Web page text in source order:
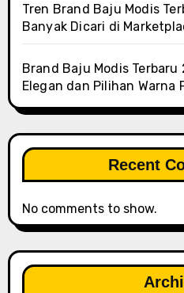
Tren Brand Baju Modis
Banyak Dicari di
Brand Baju Modis Terbaru
Elegan dan Pilihan Warna
Recent
No comments to show.